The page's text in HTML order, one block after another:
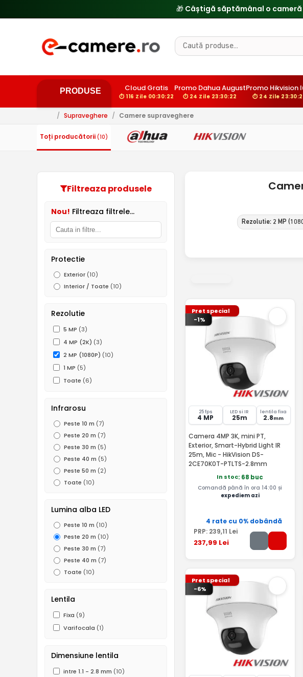
🎁 Câștigă săptămânal o cameră
PRODUSE Cloud Gratis
⏱ 116 Zile 00:30:21
Promo Dahua August
⏱ 24 Zile 23:30:21
Promo Hikvision
⏱ 24 Zile
/ Supraveghere / Camere supraveghere
Toți producătorii (10)
Filtreaza produsele
Nou! Filtreaza filtrele...
Protectie
Exterior (10)
Interior / Toate (10)
Rezolutie
5 MP (3)
4 MP (2K) (3)
2 MP (1080P) (10)
1 MP (5)
Toate (6)
Infrarosu
Peste 10 m (7)
Peste 20 m (7)
Peste 30 m (5)
Peste 40 m (5)
Peste 50 m (2)
Toate (10)
Lumina alba LED
Peste 10 m (10)
Peste 20 m (10)
Peste 30 m (7)
Peste 40 m (7)
Toate (10)
Lentila
Fixa (9)
Varifocala (1)
Dimensiune lentila
intre 1.1 - 2.8 mm (10)
Rezolutie: 2 MP
Pret special
-1%
25 fps
4 MP
LED si IR
25m
lentila fixa
2.8mm
Camera 4MP 3K, mini PT,
Exterior, Smart-Hybrid Light IR
25m, Mic - HikVision DS-
2CE70K0T-PTLTS-2.8mm
In stoc: 68 buc
Comandă până în ora 14:00 și
expediem azi
4 rate cu 0% dobândă
PRP: 239,11 Lei
237,99 Lei
Pret special
-6%